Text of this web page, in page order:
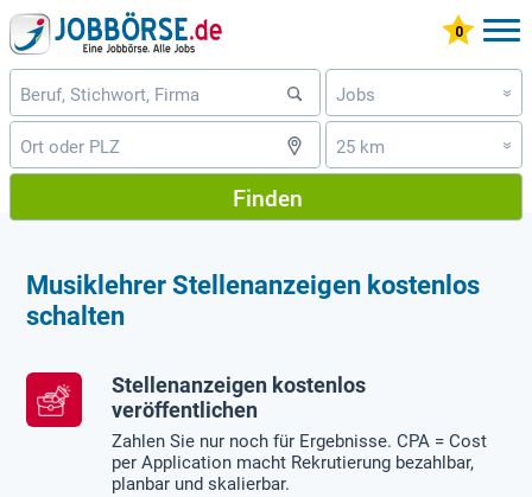
Jobs »
25 km »
Finden
Musiklehrer Stellenanzeigen kostenlos
schalten
Stellenanzeigen kostenlos
veröffentlichen
Zahlen Sie nur noch für Ergebnisse. CPA = Cost
per Application macht Rekrutierung bezahlbar,
planbar und skalierbar.